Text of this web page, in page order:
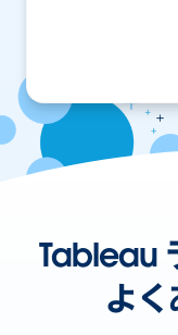
Tableau
よく